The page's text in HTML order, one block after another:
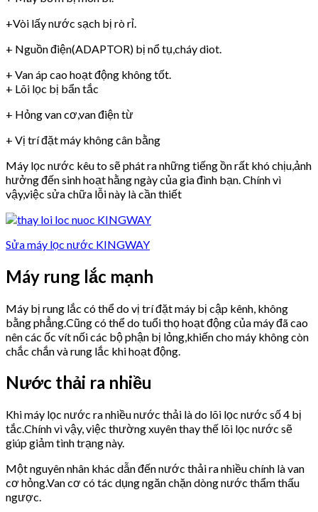
+Vòi lấy nước sạch bị rò rỉ.
+ Nguồn điện(ADAPTOR) bị nổ tụ,cháy diot.
+ Van áp cao hoạt động không tốt.
+ Lõi lọc bị bẩn tắc
+ Hỏng van cơ,van điện từ
+ Vị trí đặt máy không cân bằng
Máy lọc nước kêu to sẽ phát ra những tiếng ồn rất khó chịu,ảnh
hưởng đến sinh hoạt hằng ngày của gia đình bạn. Chính vì
vậy,việc sửa chữa lỗi này là cần thiết
Sửa máy lọc nước KINGWAY
Máy rung lắc mạnh
Máy bị rung lắc có thể do vị trí đặt máy bị cập kênh, không
bằng phẳng.Cũng có thể do tuổi thọ hoạt động của máy đã cao
nên các ốc vít nối các bộ phận bị lỏng,khiến cho máy không còn
chắc chắn và rung lắc khi hoạt động.
Nước thải ra nhiều
Khi máy lọc nước ra nhiều nước thải là do lõi lọc nước số 4 bị
tắc.Chính vì vậy, việc thường xuyên thay thế lõi lọc nước sẽ
giúp giảm tình trạng này.
Một nguyên nhân khác dẫn đến nước thải ra nhiều chính là van
cơ hỏng.Van cơ có tác dụng ngăn chặn dòng nước thẩm thấu
ngược.